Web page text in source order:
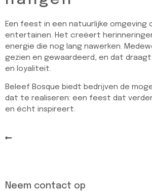
Een feest in een natuurlijke omgeving
entertainen. Het creëert
energie die nog lang nawerken.
gezien en gewaardeerd, en dat
en loyaliteit.
Beleef Bosque biedt bedrijven de
dat te realiseren: een feest dat
en écht inspireert.
Neem contact op